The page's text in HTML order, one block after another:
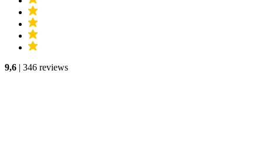
9,6 | 346 reviews